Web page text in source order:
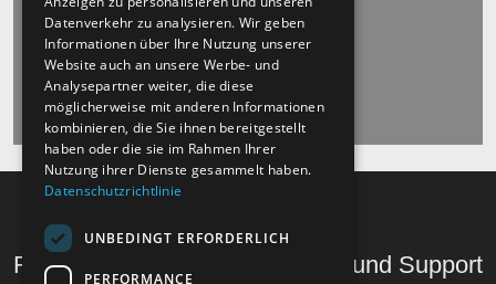
Recht und Ordnung Hilfe und Support
Datenverkehr zu analysieren. Wir geben
Informationen über Ihre Nutzung unserer
Website auch an unsere Werbe- und
Analysepartner weiter, die diese
möglicherweise mit anderen Informationen
kombinieren, die Sie ihnen bereitgestellt
haben oder die sie im Rahmen Ihrer
Nutzung ihrer Dienste gesammelt haben.
Datenschutzrichtlinie
UNBEDINGT ERFORDERLICH
PERFORMANCE